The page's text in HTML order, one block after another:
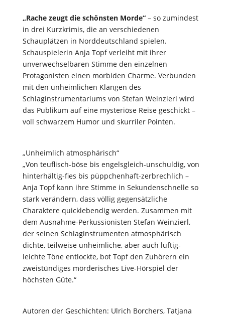
„Rache zeugt die schönsten Morde“– so zumindest
in drei Kurzkrimis, die an verschiedenen
Schauplätzen in Norddeutschland spielen.
Schauspielerin Anja Topf verleiht mit ihrer
unverwechselbaren Stimme den einzelnen
Protagonisten einen morbiden Charme. Verbunden
mit den unheimlichen Klängen des
Schlaginstrumentariums von Stefan Weinzierl wird
das Publikum auf eine mysteriöse Reise geschickt –
voll schwarzem Humor und skurriler Pointen.
„Unheimlich atmosphärisch“
„Von teuflisch-böse bis engelsgleich-unschuldig, von
hinterhältig-fies bis püppchenhaft-zerbrechlich –
Anja Topf kann ihre Stimme in Sekundenschnelle so
stark verändern, dass völlig gegensätzliche
Charaktere quicklebendig werden. Zusammen mit
dem Ausnahme-Perkussionisten Stefan Weinzierl,
der seinen Schlaginstrumenten atmosphärisch
dichte, teilweise unheimliche, aber auch luftig-
leichte Töne entlockte, bot Topf den Zuhörern ein
zweistündiges mörderisches Live-Hörspiel der
höchsten Güte.“
Autoren der Geschichten: Ulrich Borchers, Tatjana